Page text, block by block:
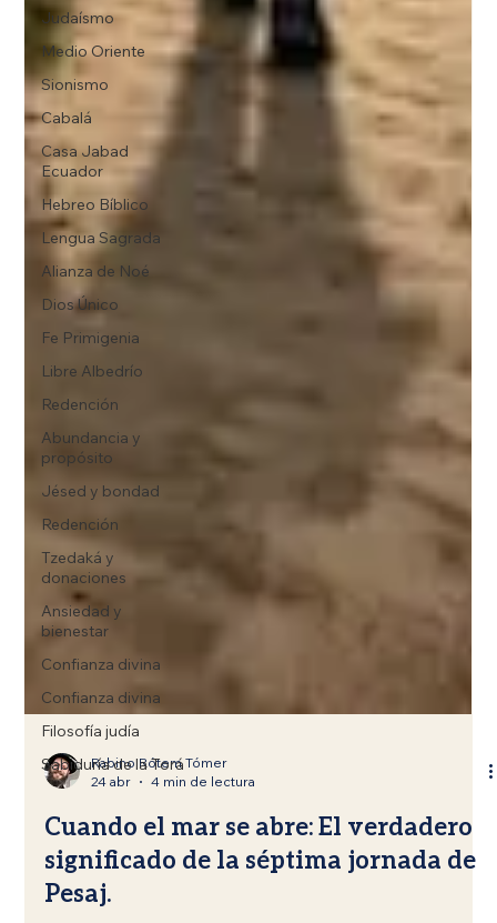
Judaísmo
Medio Oriente
Sionismo
Cabalá
Casa Jabad
Ecuador
Hebreo Bíblico
Lengua Sagrada
Alianza de Noé
Dios Único
Fe Primigenia
Libre Albedrío
Redención
Abundancia y
propósito
Jésed y bondad
Redención
Tzedaká y
donaciones
Ansiedad y
bienestar
Confianza divina
Confianza divina
Filosofía judía
Sabiduría de la Torá
Rabino Rótem Tómer
24 abr
4 min de lectura
Cuando el mar se abre: El verdadero
significado de la séptima jornada de